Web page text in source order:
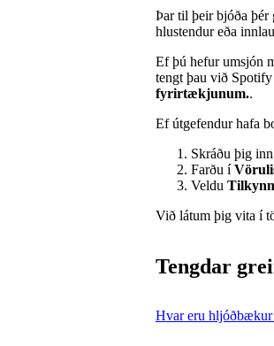
Þar til þeir bjóða
hlustendur eða
Ef þú hefur umsjón
tengt þau við
fyrirtækjunum..
Ef útgefendur hafa
Skráðu þig inn
Farðu í
Veldu
Við látum þig vita í
Tengdar
Hvar eru hljóðbækur